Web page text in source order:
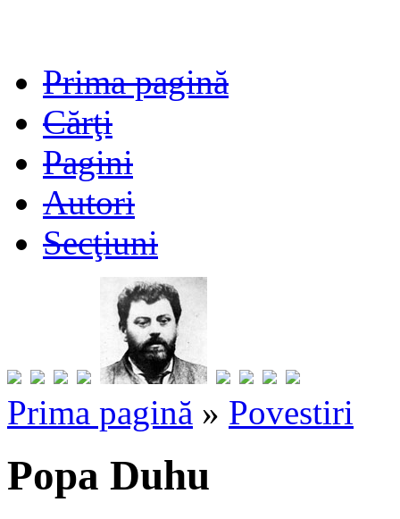
Prima pagină
Cărţi
Pagini
Autori
Secţiuni
Prima pagină » Povestiri
Popa Duhu